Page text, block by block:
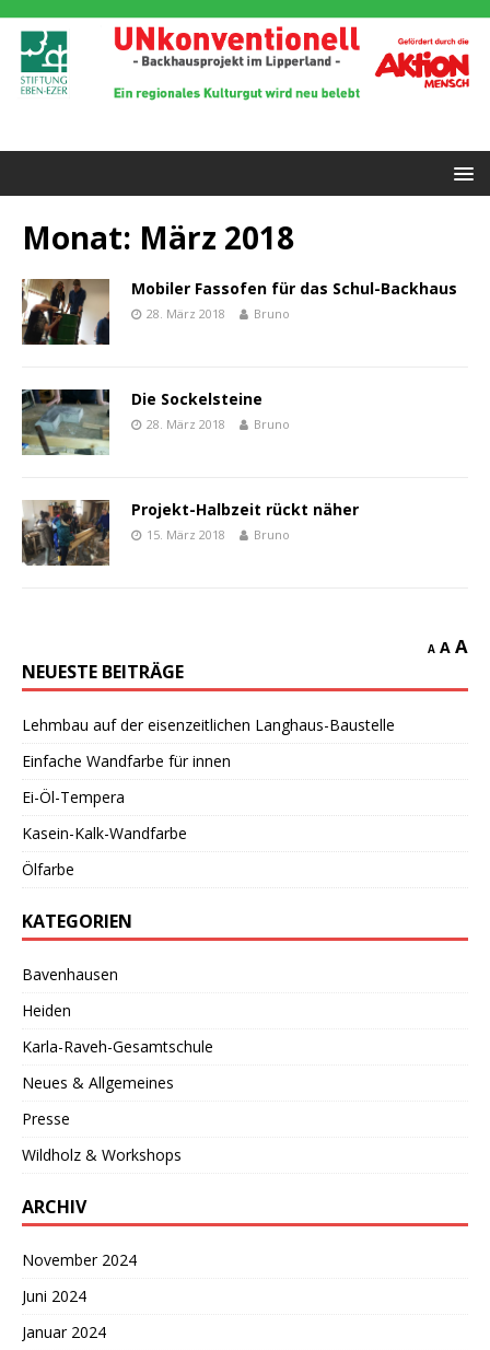
Monat: März 2018
Mobiler Fassofen für das Schul-Backhaus
28. März 2018 Bruno
Die Sockelsteine
28. März 2018 Bruno
Projekt-Halbzeit rückt näher
15. März 2018 Bruno
A A A
NEUESTE BEITRÄGE
Lehmbau auf der eisenzeitlichen Langhaus-Baustelle
Einfache Wandfarbe für innen
Ei-Öl-Tempera
Kasein-Kalk-Wandfarbe
Ölfarbe
KATEGORIEN
Bavenhausen
Heiden
Karla-Raveh-Gesamtschule
Neues & Allgemeines
Presse
Wildholz & Workshops
ARCHIV
November 2024
Juni 2024
Januar 2024